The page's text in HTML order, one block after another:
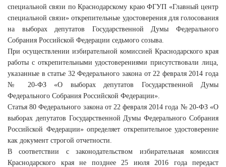
специальной связи по Краснодарскому краю ФГУП «Главный центр
специальной связи» открепительные удостоверения для голосования
на выборах депутатов Государственной Думы Федерального
Собрания Российской Федерации седьмого созыва.
При осуществлении избирательной комиссией Краснодарского края
работы с открепительными удостоверениями присутствовали лица,
указанные в статье 32 Федерального закона от 22 февраля 2014 года
№ 20-ФЗ «О выборах депутатов Государственной Думы
Федерального Собрания Российской Федерации».
Статья 80 Федерального закона от 22 февраля 2014 года № 20-ФЗ «О
выборах депутатов Государственной Думы Федерального Собрания
Российской Федерации» определяет открепительное удостоверение
как документ строгой отчетности.
В соответствии с законодательством избирательная комиссия
Краснодарского края не позднее 25 июля 2016 года передаст